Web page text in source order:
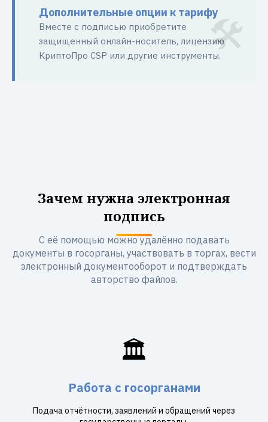
Дополнительные опции к тарифу
Вместе с подписью приобретите
защищенный онлайн-носитель, лицензию
КриптоПро CSP или другие инструменты.
Зачем нужна электронная
подпись
С её помощью можно удалённо подавать
документы в госорганы, участвовать в торгах, вести
электронный документооборот и подтверждать
авторство файлов.
🏛️
Работа с госорганами
Подача отчётности, заявлений и обращений через